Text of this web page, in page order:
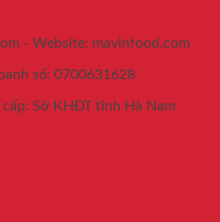
- Website: mavinfood.com
số: 0700631628
Sở KHĐT tỉnh Hà Nam